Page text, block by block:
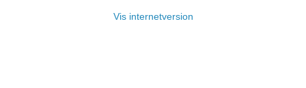
Vis internetversion